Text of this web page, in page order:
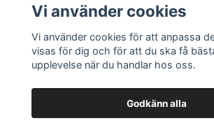
Prenumerera på vårt
Vi använder cookies
Vi använder cookies för att anpassa
visas för dig och för att du ska få
upplevelse när du handlar hos oss.
Godkänn alla